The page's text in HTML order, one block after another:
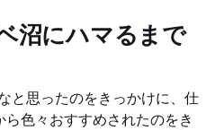
り進
沼にハマるまで
と思ったのをきっかけに、仕
色々おすすめされたのをき